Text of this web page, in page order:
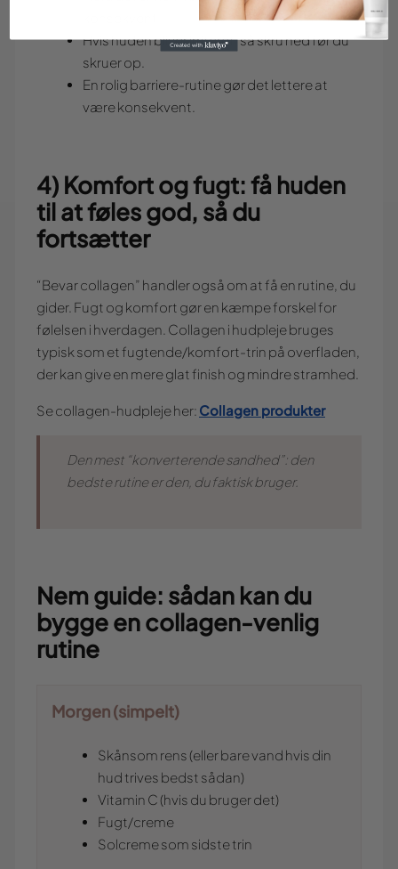
Hvis huden bliver irriteret, så skru ned før du
skruer op.
En rolig barriere-rutine gør det lettere at
være konsekvent.
4) Komfort og fugt: få huden
til at føles god, så du
fortsætter
“Bevar collagen” handler også om at få en rutine, du
gider. Fugt og komfort gør en kæmpe forskel for
følelsen i hverdagen. Collagen i hudpleje bruges
typisk som et fugtende/komfort-trin på overfladen,
der kan give en mere glat finish og mindre stramhed.
Se collagen-hudpleje her: Collagen produkter
Den mest “konverterende sandhed”: den
bedste rutine er den, du faktisk bruger.
Nem guide: sådan kan du
bygge en collagen-venlig
rutine
Morgen (simpelt)
Skånsom rens (eller bare vand hvis din
hud trives bedst sådan)
Vitamin C (hvis du bruger det)
Fugt/creme
Solcreme som sidste trin